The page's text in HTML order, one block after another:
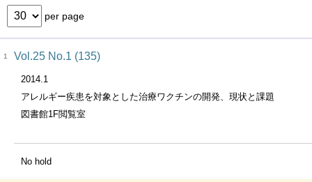
per page
1 Vol.25 No.1 (135)
2014.1
アレルギー疾患を対象とした治療ワクチンの開発、現状と課題
図書館1F閲覧室
No hold